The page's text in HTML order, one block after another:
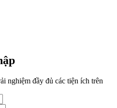
nghiệm đầy đủ các tiện ích trên